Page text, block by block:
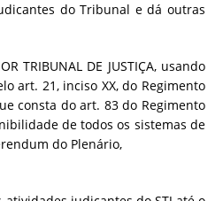
do Tribunal e dá outras
TRIBUNAL DE JUSTIÇA, usando
art. 21, inciso XX, do Regimento
consta do art. 83 do Regimento
de todos os sistemas de
do Plenário,